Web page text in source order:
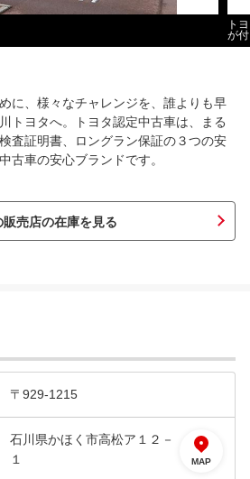
ト
が
に、様々なチャレンジを、誰よりも早
トヨタへ。トヨタ認定中古車は、まる
査証明書、ロングラン保証の３つの安
古車の安心ブランドです。
販売店の在庫を見る
〒929-1215
石川県かほく市高松ア１２－
１
MAP